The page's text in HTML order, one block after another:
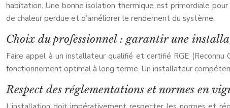
habitation. Une bonne isolation thermique est primordiale
de chaleur perdue et d’améliorer le rendement du système.
Choix du professionnel : garantir une
Faire appel à un installateur qualifié et certifié RGE
fonctionnement optimal à long terme. Un installateur
Respect des réglementations et normes en